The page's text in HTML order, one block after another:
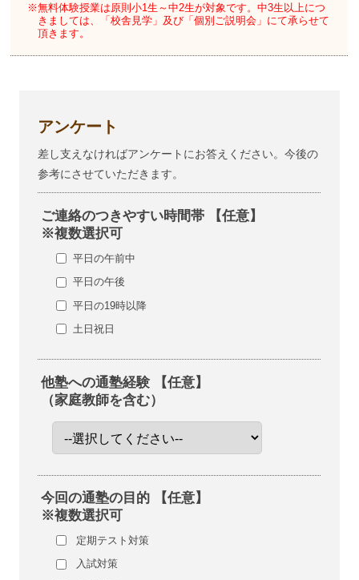
※無料体験授業は原則小1生～中2生が対象です。中3生以上につ
きましては、「校舎見学」及び「個別ご説明会」にて承らせて
頂きます。
アンケート
差し支えなければアンケートにお答えください。今後の
参考にさせていただきます。
ご連絡のつきやすい時間帯 【任意】
※複数選択可
平日の午前中
平日の午後
平日の19時以降
土日祝日
他塾への通塾経験 【任意】
（家庭教師を含む）
今回の通塾の目的 【任意】
※複数選択可
定期テスト対策
入試対策